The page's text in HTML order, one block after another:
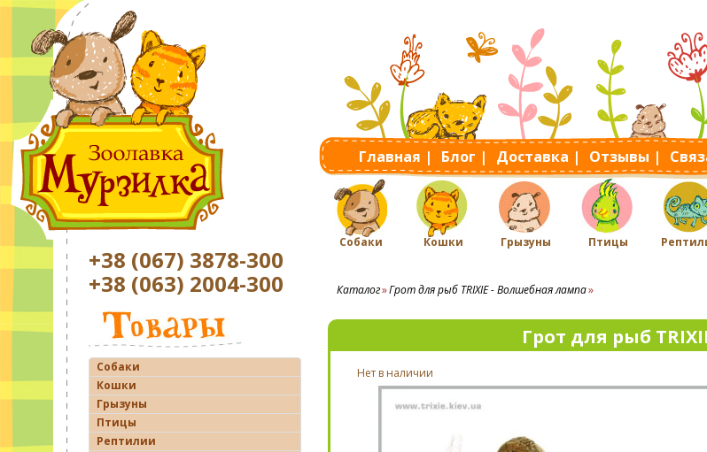
Главная | Блог | Доставка | Отзывы |
Собаки Кошки Грызуны Птицы
+38 (067) 3878-300
+38 (063) 2004-300
Собаки
Кошки
Грызуны
Птицы
Рептилии
Каталог Грот для рыб TRIXIE - Волшебная лампа
Грот для рыб
Нет в наличии